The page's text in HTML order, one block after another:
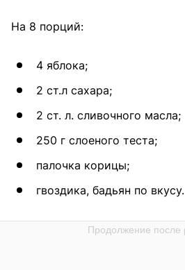
На 8 порций:
4 яблока;
2 ст.л сахара;
2 ст. л. сливочного масла;
250 г слоеного теста;
палочка корицы;
гвоздика, бадьян по вкусу.